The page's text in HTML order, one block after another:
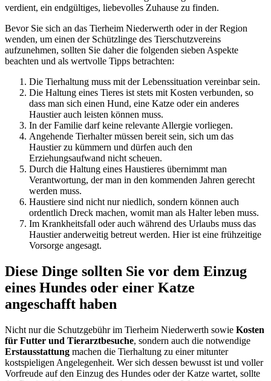
verdient, ein endgültiges, liebevolles Zuhause zu finden.
Bevor Sie sich an das Tierheim Niederwerth oder in der Region
wenden, um einen der Schützlinge des Tierschutzvereins
aufzunehmen, sollten Sie daher die folgenden sieben Aspekte
beachten und als wertvolle Tipps betrachten:
Die Tierhaltung muss mit der Lebenssituation vereinbar sein.
Die Haltung eines Tieres ist stets mit Kosten verbunden, so
dass man sich einen Hund, eine Katze oder ein anderes
Haustier auch leisten können muss.
In der Familie darf keine relevante Allergie vorliegen.
Angehende Tierhalter müssen bereit sein, sich um das
Haustier zu kümmern und dürfen auch den
Erziehungsaufwand nicht scheuen.
Durch die Haltung eines Haustieres übernimmt man
Verantwortung, der man in den kommenden Jahren gerecht
werden muss.
Haustiere sind nicht nur niedlich, sondern können auch
ordentlich Dreck machen, womit man als Halter leben muss.
Im Krankheitsfall oder auch während des Urlaubs muss das
Haustier anderweitig betreut werden. Hier ist eine frühzeitige
Vorsorge angesagt.
Diese Dinge sollten Sie vor dem Einzug
eines Hundes oder einer Katze
angeschafft haben
Nicht nur die Schutzgebühr im Tierheim Niederwerth sowie Kosten
für Futter und Tierarztbesuche, sondern auch die notwendige
Erstausstattung machen die Tierhaltung zu einer mitunter
kostspieligen Angelegenheit. Wer sich dessen bewusst ist und voller
Vorfreude auf den Einzug des Hundes oder der Katze wartet, sollte